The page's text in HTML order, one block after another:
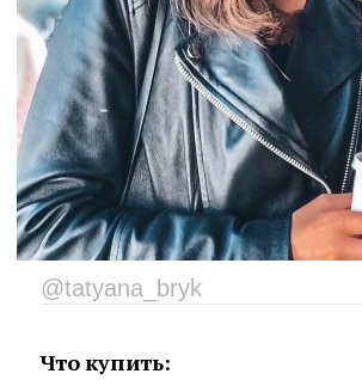
@tatyana_bryk
Что купить: